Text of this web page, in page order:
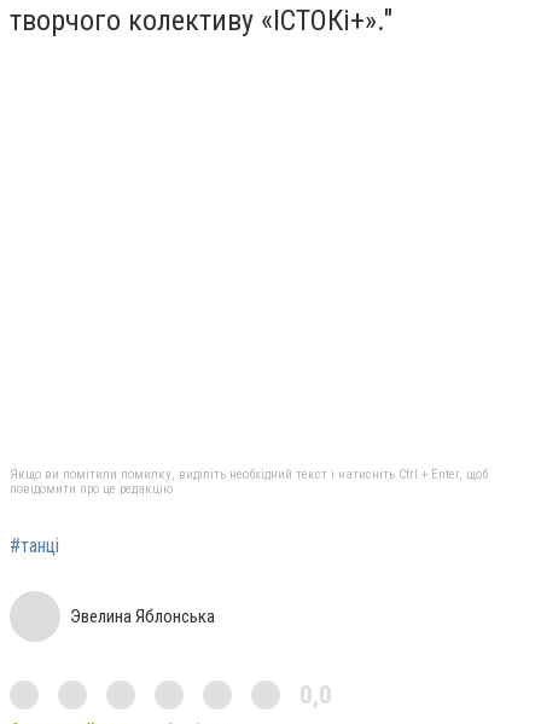
творчого колективу «ІСТОКі+»."
Якщо ви помітили помилку, виділіть необхідний текст і натисніть Ctrl + Enter, щоб
повідомити про це редакцію
#танці
Эвелина Яблонська
0,0